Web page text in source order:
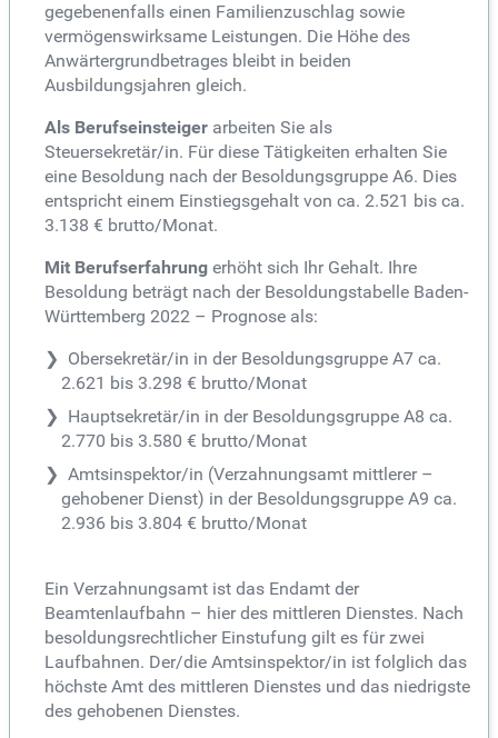
gegebenenfalls einen Familienzuschlag sowie
vermögenswirksame Leistungen. Die Höhe des
Anwärtergrundbetrages bleibt in beiden
Ausbildungsjahren gleich.
Als Berufseinsteiger arbeiten Sie als
Steuersekretär/in. Für diese Tätigkeiten erhalten Sie
eine Besoldung nach der Besoldungsgruppe A6. Dies
entspricht einem Einstiegsgehalt von ca. 2.521 bis ca.
3.138 € brutto/Monat.
Mit Berufserfahrung erhöht sich Ihr Gehalt. Ihre
Besoldung beträgt nach der Besoldungstabelle Baden-
Württemberg 2022 – Prognose als:
Obersekretär/in in der Besoldungsgruppe A7 ca.
2.621 bis 3.298 € brutto/Monat
Hauptsekretär/in in der Besoldungsgruppe A8 ca.
2.770 bis 3.580 € brutto/Monat
Amtsinspektor/in (Verzahnungsamt mittlerer –
gehobener Dienst) in der Besoldungsgruppe A9 ca.
2.936 bis 3.804 € brutto/Monat
Ein Verzahnungsamt ist das Endamt der
Beamtenlaufbahn – hier des mittleren Dienstes. Nach
besoldungsrechtlicher Einstufung gilt es für zwei
Laufbahnen. Der/die Amtsinspektor/in ist folglich das
höchste Amt des mittleren Dienstes und das niedrigste
des gehobenen Dienstes.